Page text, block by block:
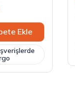
Ekle